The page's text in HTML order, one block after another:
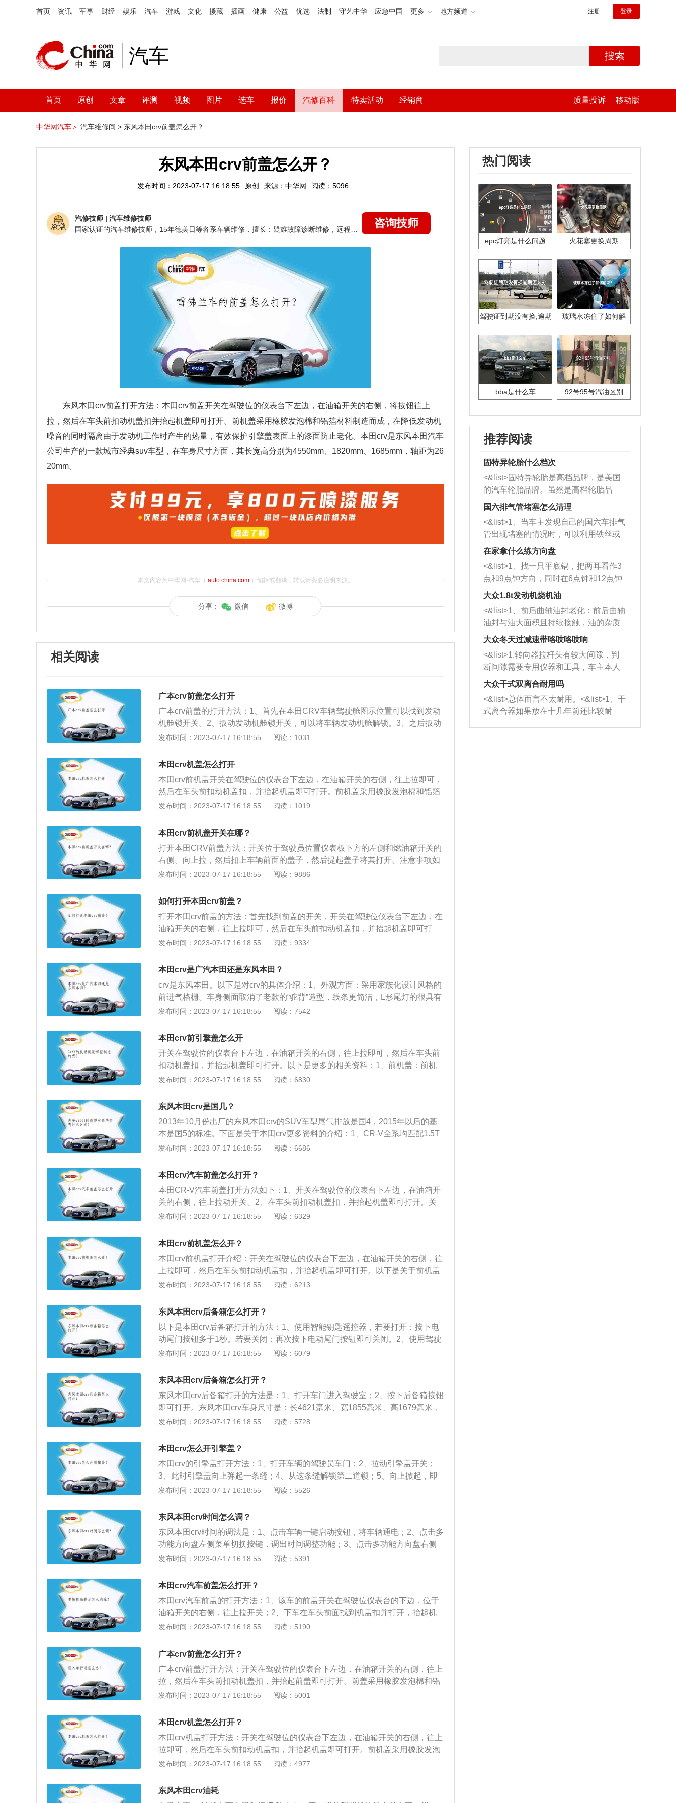
首页 资讯 军事 财经 娱乐 汽车 游戏 文化 援藏 插画 健康 公益 优选 法制 守艺中华 应急中国 更多 地方频道 注册 登录
汽车 搜索
首页 原创 文章 评测 视频 图片 选车 报价 汽修百科 特卖活动 经销商 质量投诉 移动版
中华网汽车＞ 汽车维修间 > 东风本田crv前盖怎么开？
东风本田crv前盖怎么开？
发布时间：2023-07-17 16:18:55 原创 来源：中华网 阅读：5096
汽修技师 | 汽车维修技师
咨询技师
东风本田crv前盖打开方法：本田crv前盖开关在驾驶位的仪表台下左边，在油箱开关的右侧，将按钮往上
拉，然后在车头前扣动机盖扣并抬起机盖即可打开。前机盖采用橡胶发泡棉和铝箔材料制造而成，在降低发动机
噪音的同时隔离由于发动机工作时产生的热量，有效保护引擎盖表面上的漆面防止老化。本田crv是东风本田汽车
公司生产的一款城市经典suv车型，在车身尺寸方面，其长宽高分别为4550mm、1820mm、1685mm，轴距为26
20mm。
本文内容为中华网·汽车（ auto.china.com）编辑或翻译，转载请务必注明来源。
分享： 微信 微博
相关阅读
广本crv前盖怎么打开
广本crv前盖的打开方法：1、首先在本田CRV车辆驾驶舱图示位置可以找到发动
机舱锁开关。2、扳动发动机舱锁开关，可以将车辆发动机舱解锁。3、之后扳动
本田CRV前盖前方的扳手，可以将前盖打开。4、之后可以使用液压杆将车辆的
驱经典版为例，其是东风本田推出的一款紧凑型SUV，长宽高分别是4621mm、
1855mm、1679mm，轴距为2661mm，搭载1.5T涡轮增压发动机，最大功率是1
42kw，最大扭矩是243nm。这台发动机的最大功率转速为5600rpm。前机盖（即
为引擎盖）采用橡胶发泡棉和铝箔材料制造而成，在降低发动机噪音的时候，能
够同时隔离由于发动机工作时产生的热量，有效保护引擎盖表面上的漆面，防止
发布时间：2023-07-17 16:18:55 阅读：1031
本田crv机盖怎么打开
本田crv前机盖开关在驾驶位的仪表台下左边，在油箱开关的右侧，往上拉即可，
然后在车头前扣动机盖扣，并抬起机盖即可打开。前机盖采用橡胶发泡棉和铝箔
材料制造而成，在降低发动机噪音的时候，能够同时隔离由于发动机工作时产生
组成部分，包括发动机、电路、油路、刹车系统以及传动系统等等，这些对车辆
扰等不利影响，充分保护车辆的正常工作。保护发动机及周边管线配件等。注意
事项：1、在发动机处于高温的状况下，要防止发动机烫伤手。2、在刷洗机头箱
里其它部件的时候，要注意防止接头、线丝刮伤手。3、在发动机位停机的时候
零件一定要注意防水。
发布时间：2023-07-17 16:18:55 阅读：1019
本田crv前机盖开关在哪？
打开本田CRV前盖方法：开关位于驾驶员位置仪表板下方的左侧和燃油箱开关的
右侧。向上拉，然后扣上车辆前面的盖子，然后提起盖子将其打开。注意事项如
下：1、当发动机处于高温时，防止发动机烫手。刷净流浆箱内其他零件时，注
罩时，注意强度，不要太重。发动机的某些部件必须防水。
发布时间：2023-07-17 16:18:55 阅读：9886
如何打开本田crv前盖？
打开本田crv前盖的方法：首先找到前盖的开关，开关在驾驶位仪表台下左边，在
油箱开关的右侧，往上拉即可，然后在车头前扣动机盖扣，并抬起机盖即可打
开。前盖采用橡胶发泡棉和铝箔材料制造而成，在降低发动机噪音的时候，能够
田crv是东风本田汽车公司生产的一款城市经典suv车型，其中2015款crv主打运动
时尚的设计外观，搭配米其林Latitude系列suv轮胎，操控性能佳。在安全方面，
015款crv配备srs双安全气囊、车门横梁、前后3点式elr安全带、安全带提示器及
带预紧器和负载限制器的座椅安全系统等。
发布时间：2023-07-17 16:18:55 阅读：9334
本田crv是广汽本田还是东风本田？
crv是东风本田。以下是对crv的具体介绍：1、外观方面：采用家族化设计风格的
前进气格栅。车身侧面取消了老款的“驼背”造型，线条更简洁，L形尾灯的很具有
辨识度，整体设计更年轻。2、配置方面：标配多功能方向盘、定速巡航、防眩
配置。CR-V长宽高分别为4585/1855/1679mm，轴距为2660mm，相比上一代车
长增加了30mm，高度增加了36mm，轴距增加了41mm，后排座位都要比上代更
加宽敞。
发布时间：2023-07-17 16:18:55 阅读：7542
本田crv前引擎盖怎么开
开关在驾驶位的仪表台下左边，在油箱开关的右侧，往上拉即可，然后在车头前
扣动机盖扣，并抬起机盖即可打开。以下是更多的相关资料：1、前机盖：前机
盖（即为引擎盖）采用橡胶发泡棉和铝箔材料制造而成，在降低发动机噪音的时
面，防止老化。2、引擎盖：引擎盖下，都是汽车重要的组成部分，包括发动
机、电路、油路、刹车系统以及传动系统等等，这些对车辆至关重要。通过提高
引擎盖强度和构造，可充分防止冲击、腐蚀、雨水、及电干扰等不利影响，充分
保护车辆的正常工作。保护发动机及周边管线配件等。
发布时间：2023-07-17 16:18:55 阅读：6830
东风本田crv是国几？
2013年10月份出厂的东风本田crv的SUV车型尾气排放是国4，2015年以后的基
本是国5的标准。下面是关于本田crv更多资料的介绍：1、CR-V全系均匹配1.5T
的地球梦科技涡轮增压发动机，最大功率142kW(193PS)/5600rpm，峰值扭矩24
色，但整体十分平顺。2、CR-V全系标配9英寸中控导航系统、多角度倒车影
像、自动大灯、胎压监测报警、ANC主动降噪等功能，低配车型的配置尚算可以
满足日常使用。
发布时间：2023-07-17 16:18:55 阅读：6686
本田crv汽车前盖怎么打开？
本田CR-V汽车前盖打开方法如下：1、开关在驾驶位的仪表台下左边，在油箱开
关的右侧，往上拉动开关。2、在车头前扣动机盖扣，并抬起机盖即可打开。关
于本田CR-V的更多资料如下：1、本田CR-V是东风本田汽车公司生产的一款城
胎，操控性能极佳。2、本田CR-V搭载重新调校的2.0和2.4两种排量发动机，2.4
排量动力充沛，提速较快，超车轻松；2.0排量动力较弱，起步提速较慢。
发布时间：2023-07-17 16:18:55 阅读：6329
本田crv前机盖怎么开？
本田crv前机盖打开介绍：开关在驾驶位的仪表台下左边，在油箱开关的右侧，往
上拉即可，然后在车头前扣动机盖扣，并抬起机盖即可打开。以下是关于前机盖
的相关介绍：1、前机盖（即为引擎盖）采用橡胶发泡棉和铝箔材料制造而成，
护引擎盖表面上的漆面，防止老化。2、引擎盖下，都是汽车重要的组成部分，
包括发动机、电路、油路、刹车系统以及传动系统等等，这些对车辆至关重要。
通过提高引擎盖强度和构造，可充分防止冲击、腐蚀、雨水、及电干扰等不利影
响，充分保护车辆的正常工作。保护发动机及周边管线配件等。
发布时间：2023-07-17 16:18:55 阅读：6213
东风本田crv后备箱怎么打开？
以下是本田crv后备箱打开的方法：1、使用智能钥匙遥控器，若要打开：按下电
动尾门按钮多于1秒。若要关闭：再次按下电动尾门按钮即可关闭。2、使用驾驶
员侧控制面板按钮，若要打开：按下驾驶员侧控制面板的尾门按钮约1秒。若要
钮，若要打开：按下尾门上按钮可自动打开尾门。若要关闭：再次按下尾门上按
发布时间：2023-07-17 16:18:55 阅读：6079
东风本田crv后备箱怎么打开？
东风本田crv后备箱打开的方法是：1、打开车门进入驾驶室；2、按下后备箱按钮
即可打开。东风本田crv车身尺寸是：长4621毫米、宽1855毫米、高1679毫米，
轴距为2661毫米，车身结构为5门5座。东风本田crv搭载了1.5l涡轮增压发动机，
大扭矩转速为每分钟2000至5000转。
发布时间：2023-07-17 16:18:55 阅读：5728
本田crv怎么开引擎盖？
本田crv的引擎盖打开方法：1、打开车辆的驾驶员车门；2、拉动引擎盖开关；
3、此时引擎盖向上弹起一条缝；4、从这条缝解锁第二道锁；5、向上掀起，即
可将引擎盖打开。本田crv是东风本田旗下的一款紧凑型suv，该车的长宽高分别
饰采用了本田的家族风格，双色内饰温和干净，三幅方向盘手感不错，配置比较
实用，用料和做工工艺有所提升。
发布时间：2023-07-17 16:18:55 阅读：5526
东风本田crv时间怎么调？
东风本田crv时间的调法是：1、点击车辆一键启动按钮，将车辆通电；2、点击多
功能方向盘左侧菜单切换按键，调出时间调整功能；3、点击多功能方向盘右侧
多功能方向盘上的res以及set按键，对时间显示进行调整；4、点击多功能方向盘
凑型suv，车身尺寸是：长4585mm、宽1855mm、高1679mm，轴距为2660m
m，车身重量为1659kg。
发布时间：2023-07-17 16:18:55 阅读：5391
本田crv汽车前盖怎么打开？
本田crv汽车前盖的打开方法：1、该车的前盖开关在驾驶位仪表台的下边，位于
油箱开关的右侧，往上拉开关；2、下车在车头前面找到机盖扣并打开，抬起机
盖用支架支住即可完成。本田crv是东风本田生产的一款suv车型，其车身长宽高
族式外观设计，前脸采用六边形前进气格栅，并加入粗壮的镀铬装饰条。
发布时间：2023-07-17 16:18:55 阅读：5190
广本crv前盖怎么打开？
广本crv前盖打开方法：开关在驾驶位的仪表台下左边，在油箱开关的右侧，往上
拉，然后在车头前扣动机盖扣，并抬起前盖即可打开。前盖采用橡胶发泡棉和铝
箔材料制造而成，在降低发动机噪音的时候，能够同时隔离由于发动机工作时产
生产的一款城市经典SUV车型，其长宽高分别为4550mm、1820mm、1685m
m，轴距为2620mm。
发布时间：2023-07-17 16:18:55 阅读：5001
本田crv机盖怎么打开？
本田crv机盖打开方法：开关在驾驶位的仪表台下左边，在油箱开关的右侧，往上
拉即可，然后在车头前扣动机盖扣，并抬起机盖即可打开。前机盖采用橡胶发泡
棉和铝箔材料制造而成，在降低发动机噪音的时候，能够同时隔离由于发动机工
长宽高分别为4585毫米、1855毫米、1679毫米，轴距为2660毫米。
发布时间：2023-07-17 16:18:55 阅读：4977
东风本田crv油耗
热门阅读
epc灯亮是什么问题 火花塞更换周期
驾驶证到期没有换,逾期
玻璃水冻住了如何解
bba是什么车 92号95号汽油区别
推荐阅读
固特异轮胎什么档次
<&list>固特异轮胎是高档品牌，是美国
的汽车轮胎品牌。虽然是高档轮胎品
牌，但是中高低端的轮胎都有生产，这
也是为了更好的开拓市场。
国六排气管堵塞怎么清理
<&list>1、当车主发现自己的国六车排气
管出现堵塞的情况时，可以利用铁丝或
者是细棍，直接将杂物给取出来，如果
堵塞情况比较严重，也可以采取应急措
施。 <&list>2、直接利用木棍将所有的
杂物推到排气管里面的位置处，然后将
三元催化器拆解开，就可以将堵塞的东
西取出来。但如果是因为积碳过多引起
的堵塞，就需要将三元催化器泡在草酸
洗剂对堵塞的情况得到解决，将清洗剂
放在燃油箱中，与燃油混合后，车辆启
动时，就可以和汽油一起进入到燃烧
室，最后形成废气排出，就可以让三元
催化器得到清洗，排气管堵塞的情况就
能够得到解决。
在家拿什么练方向盘
<&list>1、找一只平底锅，把两耳看作3
点和9点钟方向，同时在6点钟和12点钟
方向做一个标记。 <&list>2、双手握住
一圈半的练习，往右同样也要打相同的
圈数。 <&list>3、最后强调要反复练
习，这样就可以形成肌肉记忆，在真实
驾驶车辆时，不需要记忆也能打好方
向。
大众1.8t发动机烧机油
<&list>1、前后曲轴油封老化：前后曲轴
油封与油大面积且持续接触，油的杂质
和发动机内持续温度变化使其密封效果
逐渐减弱，导致渗油或漏油。<&list>2、
活塞间隙过大：积碳会使活塞环与缸体
的间隙扩大，导致机油流入燃烧室中，
造成烧机油。<&list>3、机油粘度。使用
机油粘度过小的话，同样会有烧机油现
象，机油粘度过小具有很好的流动性，
大众冬天过减速带咯吱咯吱响
<&list>1.转向器拉杆头有较大间隙，判
断间隙需要专用仪器和工具，车主本人
无法制作，需要将车辆送到修理厂或4s
店；<&list>2.车辆半轴套管防尘罩破
裂，破裂后会出现漏油现象，使半轴磨
损严重，磨损的半轴容易损坏，产生异
响；<&list>3.稳定器的转向胶套和球头
大众干式双离合耐用吗
<&list>总体而言不太耐用。<&list>1、干
式离合器如果放在十几年前还比较耐